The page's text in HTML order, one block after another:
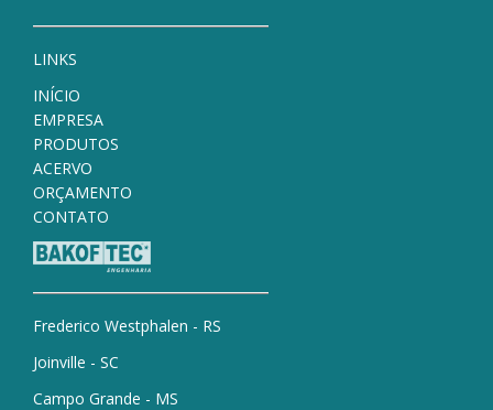
LINKS
INÍCIO
EMPRESA
PRODUTOS
ACERVO
ORÇAMENTO
CONTATO
Frederico Westphalen - RS
Joinville - SC
Campo Grande - MS